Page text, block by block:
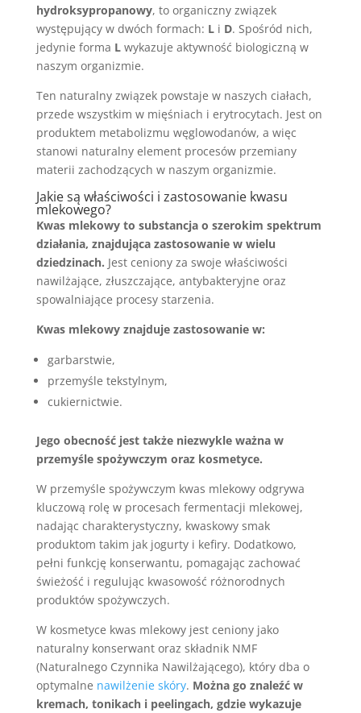
hydroksypropanowy, to organiczny związek
występujący w dwóch formach: Li D. Spośród nich,
jedynie forma Lwykazuje aktywność biologiczną w
naszym organizmie.
Ten naturalny związek powstaje w naszych ciałach,
przede wszystkim w mięśniach i erytrocytach. Jest on
produktem metabolizmu węglowodanów, a więc
stanowi naturalny element procesów przemiany
materii zachodzących w naszym organizmie.
Jakie są właściwości i zastosowanie kwasu
mlekowego?
Kwas mlekowy to substancja o szerokim spektrum
działania, znajdująca zastosowanie w wielu
dziedzinach. Jest ceniony za swoje właściwości
nawilżające, złuszczające, antybakteryjne oraz
spowalniające procesy starzenia.
Kwas mlekowy znajduje zastosowanie w:
garbarstwie,
przemyśle tekstylnym,
cukiernictwie.
Jego obecność jest także niezwykle ważna w
przemyśle spożywczym oraz kosmetyce.
W przemyśle spożywczym kwas mlekowy odgrywa
kluczową rolę w procesach fermentacji mlekowej,
nadając charakterystyczny, kwaskowy smak
produktom takim jak jogurty i kefiry. Dodatkowo,
pełni funkcję konserwantu, pomagając zachować
świeżość i regulując kwasowość różnorodnych
produktów spożywczych.
W kosmetyce kwas mlekowy jest ceniony jako
naturalny konserwant oraz składnik NMF
(Naturalnego Czynnika Nawilżającego), który dba o
optymalne nawilżenie skóry. Można go znaleźć w
kremach, tonikach i peelingach, gdzie wykazuje